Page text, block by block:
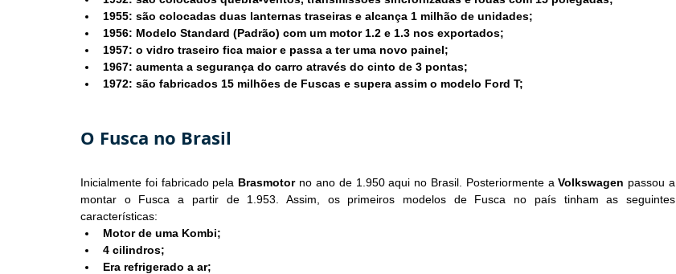
1955: são colocadas duas lanternas traseiras e alcança 1 milhão de unidades;
1956: Modelo Standard (Padrão) com um motor 1.2 e 1.3 nos exportados;
1957: o vidro traseiro fica maior e passa a ter uma novo painel;
1967: aumenta a segurança do carro através do cinto de 3 pontas;
1972: são fabricados 15 milhões de Fuscas e supera assim o modelo Ford T;
O Fusca no Brasil
Inicialmente foi fabricado pela Brasmotor no ano de 1.950 aqui no Brasil. Posteriormente a Volkswagen passou a
montar o Fusca a partir de 1.953. Assim, os primeiros modelos de Fusca no país tinham as seguintes
características:
Motor de uma Kombi;
4 cilindros;
Era refrigerado a ar;